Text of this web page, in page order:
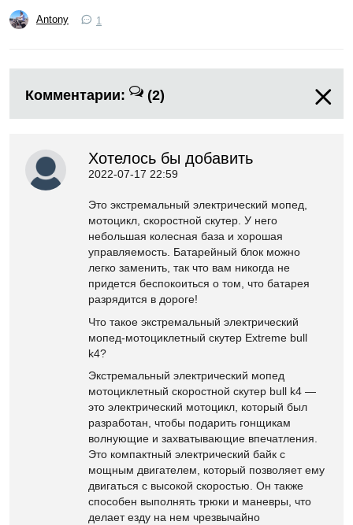
Antony 1
Комментарии: (2)
Хотелось бы добавить
2022-07-17 22:59
Это экстремальный электрический мопед,
мотоцикл, скоростной скутер. У него
небольшая колесная база и хорошая
управляемость. Батарейный блок можно
легко заменить, так что вам никогда не
придется беспокоиться о том, что батарея
разрядится в дороге!
Что такое экстремальный электрический
мопед-мотоциклетный скутер Extreme bull
k4?
Экстремальный электрический мопед
мотоциклетный скоростной скутер bull k4 —
это электрический мотоцикл, который был
разработан, чтобы подарить гонщикам
волнующие и захватывающие впечатления.
Это компактный электрический байк с
мощным двигателем, который позволяет ему
двигаться с высокой скоростью. Он также
способен выполнять трюки и маневры, что
делает езду на нем чрезвычайно